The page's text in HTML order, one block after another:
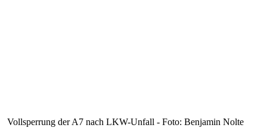
Vollsperrung der A7 nach LKW-Unfall - Foto: Benjamin Nolte